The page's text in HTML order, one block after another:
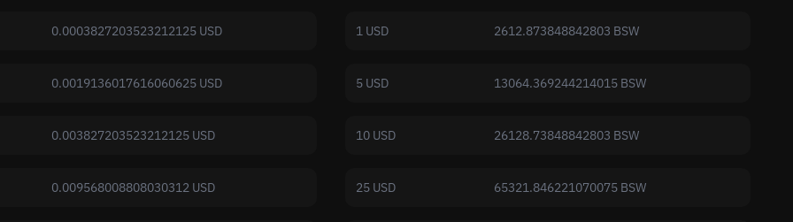
0.0003827203523212125 USD
0.0019136017616060625 USD
0.003827203523212125 USD
0.009568008808030312 USD
1 USD 2612.873848842803 BSW
5 USD 13064.369244214015 BSW
10 USD 26128.73848842803 BSW
25 USD 65321.846221070075 BSW